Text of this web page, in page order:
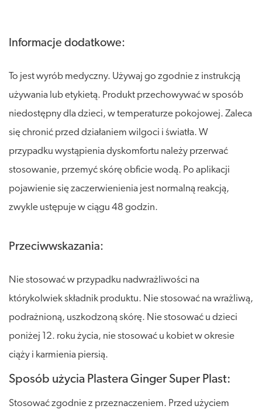
Informacje dodatkowe:
To jest wyrób medyczny. Używaj go zgodnie z instrukcją
używania lub etykietą. Produkt przechowywać w sposób
niedostępny dla dzieci, w temperaturze pokojowej. Zaleca
się chronić przed działaniem wilgoci i światła. W
przypadku wystąpienia dyskomfortu należy przerwać
stosowanie, przemyć skórę obficie wodą. Po aplikacji
pojawienie się zaczerwienienia jest normalną reakcją,
zwykle ustępuje w ciągu 48 godzin.
Przeciwwskazania:
Nie stosować w przypadku nadwrażliwości na
którykolwiek składnik produktu. Nie stosować na wrażliwą,
podrażnioną, uszkodzoną skórę. Nie stosować u dzieci
poniżej 12. roku życia, nie stosować u kobiet w okresie
ciąży i karmienia piersią.
Sposób użycia Plastera Ginger Super Plast:
Stosować zgodnie z przeznaczeniem. Przed użyciem